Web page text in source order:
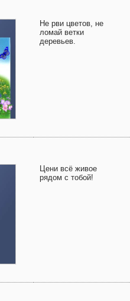
Не рви цветов, не
ломай ветки
деревьев.
Цени всё живое
рядом с тобой!